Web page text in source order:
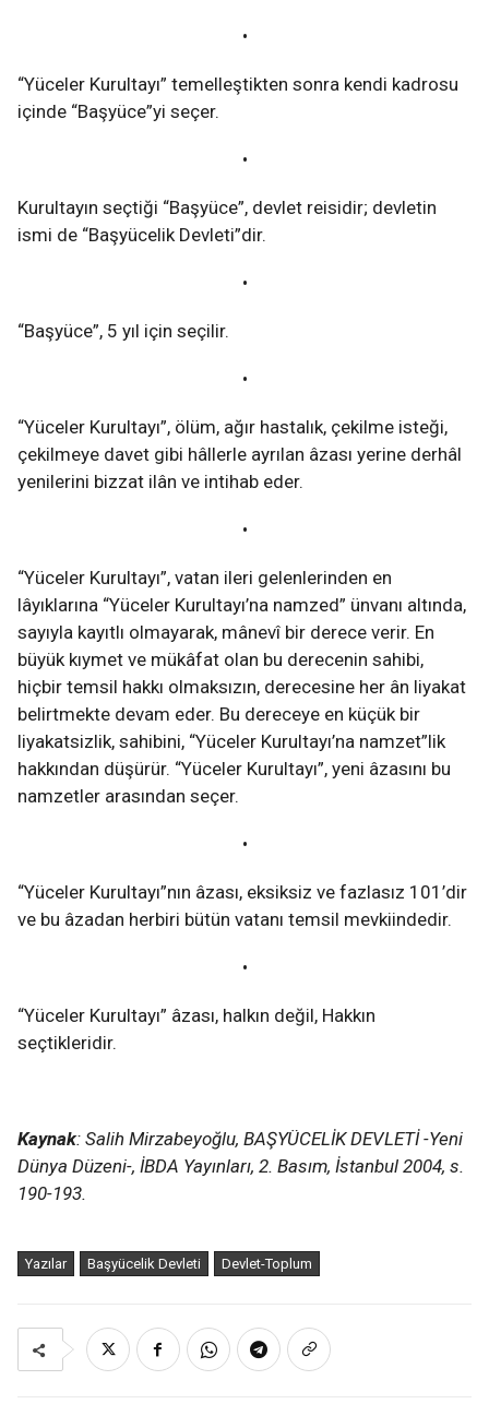
•
“Yüceler Kurultayı” temelleştikten sonra kendi kadrosu
içinde “Başyüce”yi seçer.
•
Kurultayın seçtiği “Başyüce”, devlet reisidir; devletin
ismi de “Başyücelik Devleti”dir.
•
“Başyüce”, 5 yıl için seçilir.
•
“Yüceler Kurultayı”, ölüm, ağır hastalık, çekilme isteği,
çekilmeye davet gibi hâllerle ayrılan âzası yerine derhâl
yenilerini bizzat ilân ve intihab eder.
•
“Yüceler Kurultayı”, vatan ileri gelenlerinden en
lâyıklarına “Yüceler Kurultayı’na namzed” ünvanı altında,
sayıyla kayıtlı olmayarak, mânevî bir derece verir. En
büyük kıymet ve mükâfat olan bu derecenin sahibi,
hiçbir temsil hakkı olmaksızın, derecesine her ân liyakat
belirtmekte devam eder. Bu dereceye en küçük bir
liyakatsizlik, sahibini, “Yüceler Kurultayı’na namzet”lik
hakkından düşürür. “Yüceler Kurultayı”, yeni âzasını bu
namzetler arasından seçer.
•
“Yüceler Kurultayı”nın âzası, eksiksiz ve fazlasız 101’dir
ve bu âzadan herbiri bütün vatanı temsil mevkiindedir.
•
“Yüceler Kurultayı” âzası, halkın değil, Hakkın
seçtikleridir.
Kaynak: Salih Mirzabeyoğlu, BAŞYÜCELİK DEVLETİ -Yeni
Dünya Düzeni-, İBDA Yayınları, 2. Basım, İstanbul 2004, s.
190-193.
Yazılar Başyücelik Devleti Devlet-Toplum